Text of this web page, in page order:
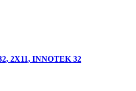
2X11, INNOTEK 32